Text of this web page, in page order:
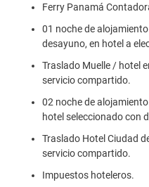
Ferry Panamá
01 noche de
desayuno, en hotel a
Traslado Muelle / hotel
servicio compartido.
02 noche de
hotel seleccionado con
Traslado Hotel Ciudad
servicio compartido.
Impuestos hoteleros.